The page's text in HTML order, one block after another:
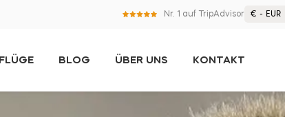
Nr. 1 auf TripAdvisor € - EUR
United States (English)
BLOG ÜBER UNS KONTAKT